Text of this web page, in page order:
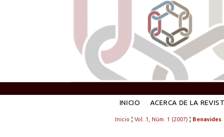
INICIO ACERCA DE LA
Inicio ¦ Vol. 1, Núm. 1 (2007) ¦ Benavides